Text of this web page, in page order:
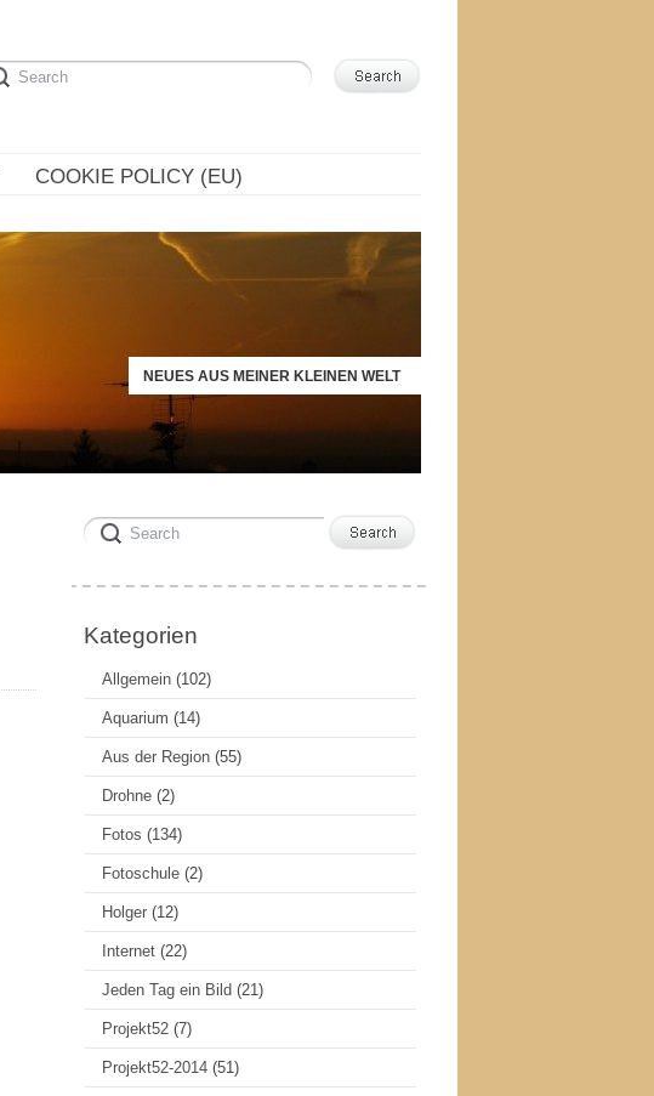
COOKIE POLICY (EU)
NEUES AUS MEINER KLEINEN WELT
Kategorien
Allgemein (102)
Aquarium (14)
Aus der Region (55)
Drohne (2)
Fotos (134)
Fotoschule (2)
Holger (12)
Internet (22)
Jeden Tag ein Bild (21)
Projekt52 (7)
Projekt52-2014 (51)